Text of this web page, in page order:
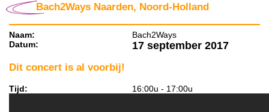
Bach2Ways Naarden, Noord-Holland
Naam:
Bach2Ways
Datum:
17 september 2017
Dit concert is al voorbij!
Tijd: 16:00u - 17:00u